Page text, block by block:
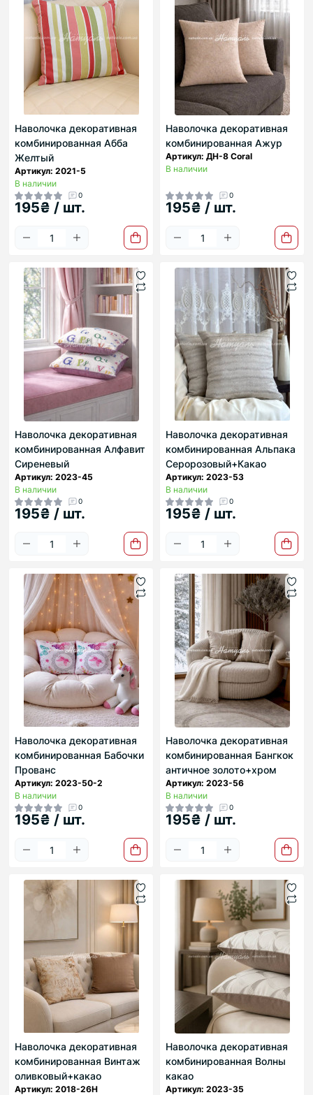
Наволочка декоративная
комбинированная Абба
Желтый
Артикул: 2021-5
В наличии
0
195₴ / шт.
Наволочка декоративная
комбинированная Ажур
Артикул: ДН-8 Coral
В наличии
0
195₴ / шт.
Наволочка декоративная
комбинированная Алфавит
Сиреневый
Артикул: 2023-45
В наличии
0
195₴ / шт.
Наволочка декоративная
комбинированная Альпака
Серорозовый+Какао
Артикул: 2023-53
В наличии
0
195₴ / шт.
Наволочка декоративная
комбинированная Бабочки
Прованс
Артикул: 2023-50-2
В наличии
0
195₴ / шт.
Наволочка декоративная
комбинированная Бангкок
античное золото+хром
Артикул: 2023-56
В наличии
0
195₴ / шт.
Наволочка декоративная
комбинированная Винтаж
оливковый+какао
Артикул: 2018-26Н
Наволочка декоративная
комбинированная Волны
какао
Артикул: 2023-35